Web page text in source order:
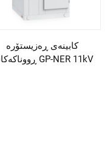
کابینەی ڕەزیستۆرە
ڕووناکەکانی GP-NER 11kV